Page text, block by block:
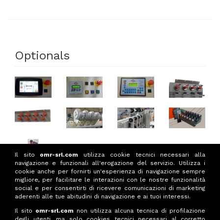
Optionals
Il sito omr-srl.com
utilizza cookie tecnici necessari alla
navigazione e funzionali all'erogazione del servizio. Utilizza i
cookie anche per fornirti un'esperienza di navigazione sempre
migliore, per facilitare le interazioni con le nostre funzionalità
social e per consentirti di ricevere comunicazioni di marketing
aderenti alle tue abitudini di navigazione e ai tuoi interessi.
Il sito omr-srl.com non utilizza alcuna tecnica di profilazione